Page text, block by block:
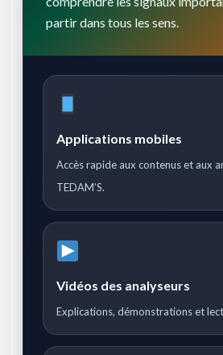
partir dans tous les sens.
Applications mobiles
Accès rapide aux contenus et aux
TEDAM’S.
Vidéos des analyseurs
Explications, démonstrations et